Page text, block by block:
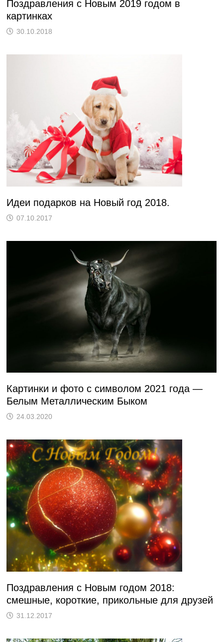
Поздравления с Новым 2019 годом в
картинках
30.10.2018
Идеи подарков на Новый год 2018.
07.10.2017
Картинки и фото с символом 2021 года —
Белым Металлическим Быком
24.03.2020
Поздравления с Новым годом 2018:
смешные, короткие, прикольные для друзей
31.12.2017